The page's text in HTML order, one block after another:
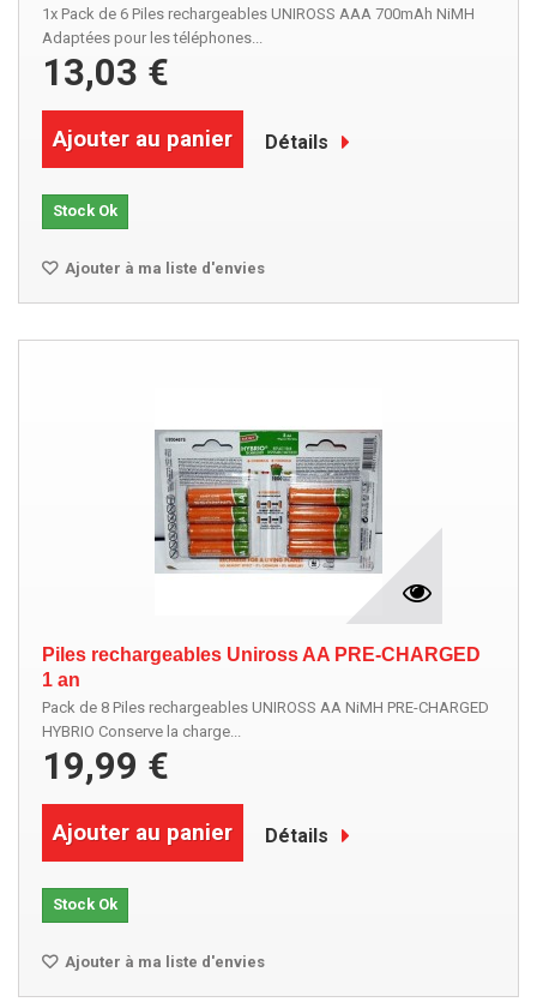
1x Pack de 6 Piles rechargeables UNIROSS AAA 700mAh NiMH
Adaptées pour les téléphones...
13,03 €
Ajouter au panier Détails
Stock Ok
Ajouter à ma liste d'envies
Piles rechargeables Uniross AA PRE-CHARGED
1 an
Pack de 8 Piles rechargeables UNIROSS AA NiMH PRE-CHARGED
HYBRIO Conserve la charge...
19,99 €
Ajouter au panier Détails
Stock Ok
Ajouter à ma liste d'envies